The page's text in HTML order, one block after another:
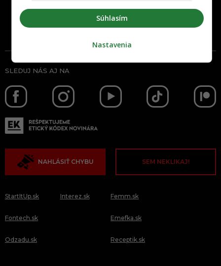
Inzercia Cenník
SLEDUJ NÁS AJ NA
NAHLÁSIŤ CHYBU SEM NEKLIKAJ!
StartItUp.sk
Fontech.sk
Odzadu.sk
Interez.sk Femm.sk
Emefka.sk
Receptik.sk
Súhlasím
Nastavenia